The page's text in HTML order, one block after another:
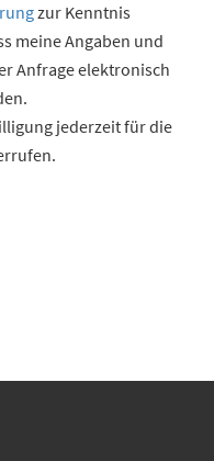
zur Kenntnis
meine Angaben und
Anfrage elektronisch
jederzeit für die